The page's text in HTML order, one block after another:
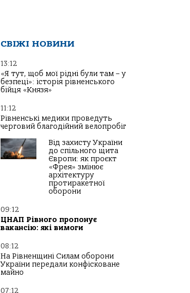
СВІЖІ НОВИНИ
13:12
«Я тут, щоб мої рідні були там – у
безпеці»: історія рівненського
бійця «Князя»
11:12
Рівненські медики проведуть
черговий благодійний велопробіг
Від захисту України
до спільного щита
Європи: як проєкт
«Фрея» змінює
архітектуру
протиракетної
оборони
09:12
ЦНАП Рівного пропонує
вакансію: які вимоги
08:12
На Рівненщині Силам оборони
України передали конфісковане
майно
07:12